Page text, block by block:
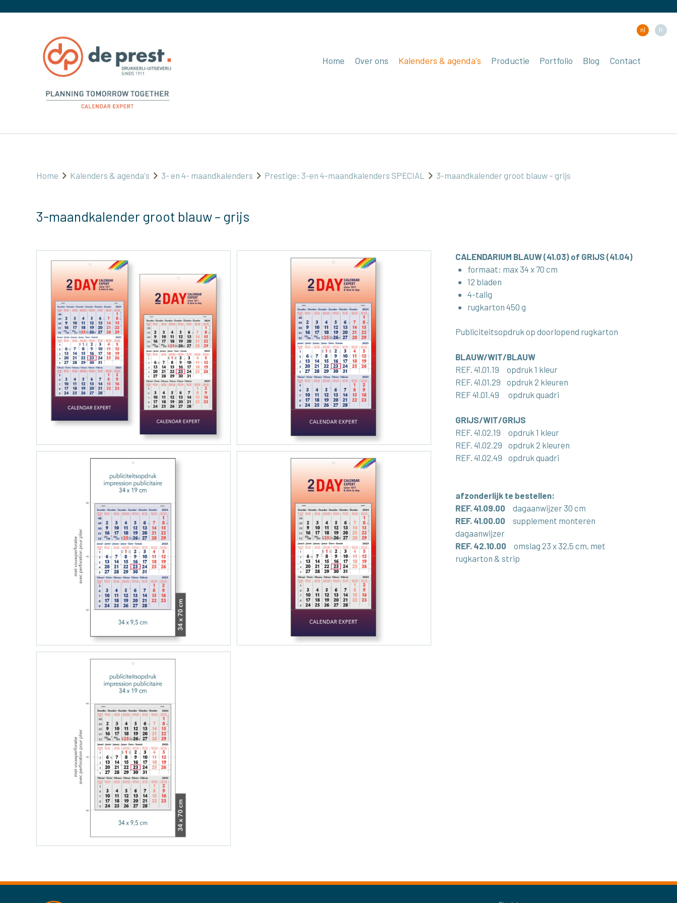
nl fr
Home Over ons Kalenders & agenda's Productie Portfolio Blog Contact
Home Kalenders & agenda's 3- en 4- maandkalenders Prestige: 3-en 4-maandkalenders SPECIAL 3-maandkalender groot blauw – grijs
3-maandkalender groot blauw – grijs
CALENDARIUM BLAUW (41.03) of GRIJS (41.04)
formaat: max 34 x 70 cm
12 bladen
4-talig
rugkarton 450 g
Publiciteitsopdruk op doorlopend rugkarton
BLAUW/WIT/BLAUW
REF. 41.01.19 opdruk 1 kleur
REF. 41.01.29 opdruk 2 kleuren
REF 41.01.49 opdruk quadri
GRIJS/WIT/GRIJS
REF. 41.02.19 opdruk 1 kleur
REF. 41.02.29 opdruk 2 kleuren
REF. 41.02.49 opdruk quadri
afzonderlijk te bestellen:
REF. 41.09.00
dagaanwijzer 30 cm
REF. 41.00.00
supplement monteren
dagaanwijzer
REF. 42.10.00
omslag 23 x 32,5 cm, met
rugkarton & strip